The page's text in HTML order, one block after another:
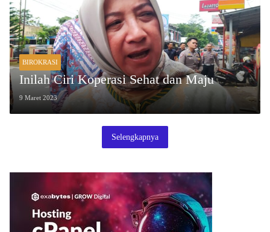
BIROKRASI
Inilah Ciri Koperasi Sehat dan Maju
9 Maret 2023
Selengkapnya